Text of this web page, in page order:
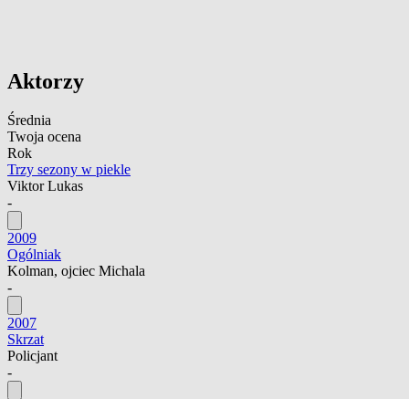
Aktorzy
Średnia
Twoja ocena
Rok
Trzy sezony w piekle
Viktor Lukas
-
2009
Ogólniak
Kolman, ojciec Michala
-
2007
Skrzat
Policjant
-